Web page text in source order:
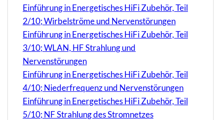
Einführung in Energetisches HiFi Zubehör, Teil
2/10; Wirbelströme und Nervenstörungen
Einführung in Energetisches HiFi Zubehör, Teil
3/10; WLAN, HF Strahlung und
Nervenstörungen
Einführung in Energetisches HiFi Zubehör, Teil
4/10; Niederfrequenz und Nervenstörungen
Einführung in Energetisches HiFi Zubehör, Teil
5/10; NF Strahlung des Stromnetzes